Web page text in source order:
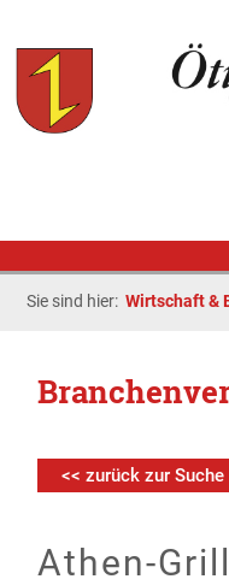
Sie sind hier:Wirtschaft &
<< zurück zur Suche
Athen-Grill